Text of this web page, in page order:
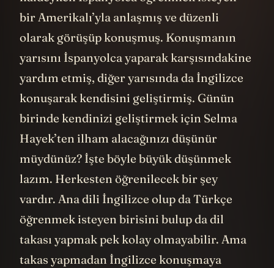
bir Amerikalı’yla anlaşmış ve düzenli
olarak görüşüp konuşmuş. Konuşmanın
yarısını İspanyolca yaparak karşısındakine
yardım etmiş, diğer yarısında da İngilizce
konuşarak kendisini geliştirmiş. Günün
birinde kendinizi geliştirmek için Selma
Hayek’ten ilham alacağınızı düşünür
müydünüz? İşte böyle büyük düşünmek
lazım. Herkesten öğrenilecek bir şey
vardır. Ana dili İngilizce olup da Türkçe
öğrenmek isteyen birisini bulup da dil
takası yapmak pek kolay olmayabilir. Ama
takas yapmadan İngilizce konuşmaya